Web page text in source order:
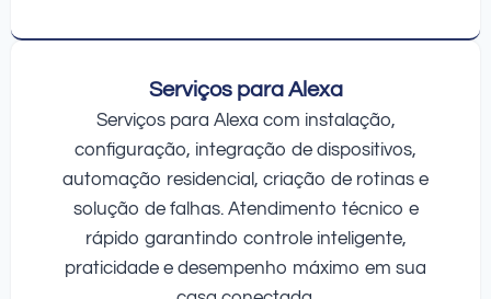
Serviços para Alexa
Serviços para Alexa com instalação,
configuração, integração de dispositivos,
automação residencial, criação de rotinas e
solução de falhas. Atendimento técnico e
rápido garantindo controle inteligente,
praticidade e desempenho máximo em sua